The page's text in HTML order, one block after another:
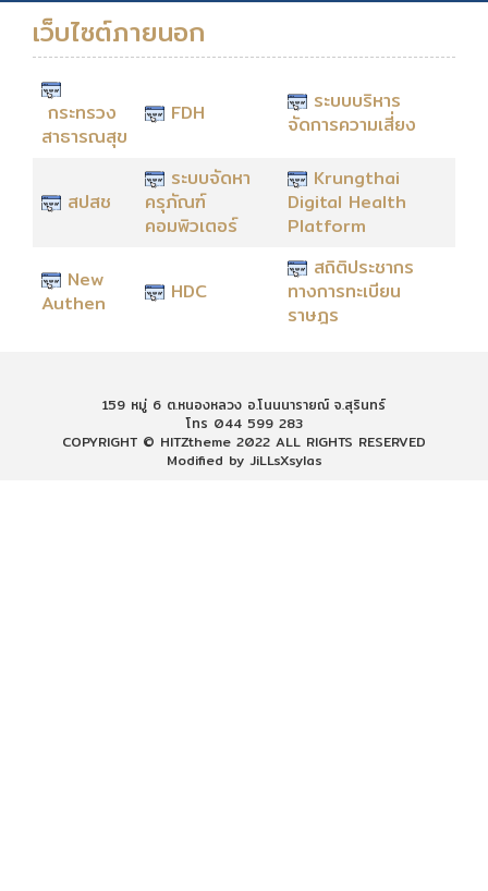
เว็บไซต์ภายนอก
กระทรวง
สาธารณสุข
FDH
ระบบบริหาร
จัดการความเสี่ยง
สปสช
ระบบจัดหา
ครุภัณฑ์
คอมพิวเตอร์
Krungthai
Digital Health
Platform
New
Authen
HDC
สถิติประชากร
ทางการทะเบียน
ราษฎร
159 หมู่ 6 ต.หนองหลวง อ.โนนนารายณ์ จ.สุรินทร์
โทร 044 599 283
COPYRIGHT © HITZtheme 2022 ALL RIGHTS RESERVED
Modified by JiLLsXsylas